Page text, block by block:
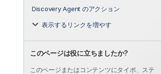
Discovery Agent のアクション
表示するリンクを増やす
このページは役に立ちましたか?
このページまたはコンテンツにタイポ、ステ